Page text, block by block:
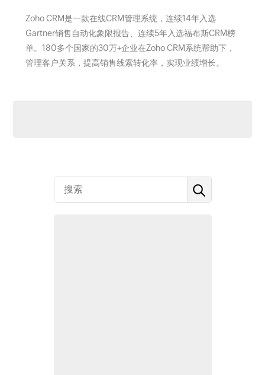
Zoho CRM是一款在线CRM管理系统，连续14年入选
Gartner销售自动化象限报告、连续5年入选福布斯CRM榜
单。180多个国家的30万+企业在Zoho CRM系统帮助下，
管理客户关系，提高销售线索转化率，实现业绩增长。